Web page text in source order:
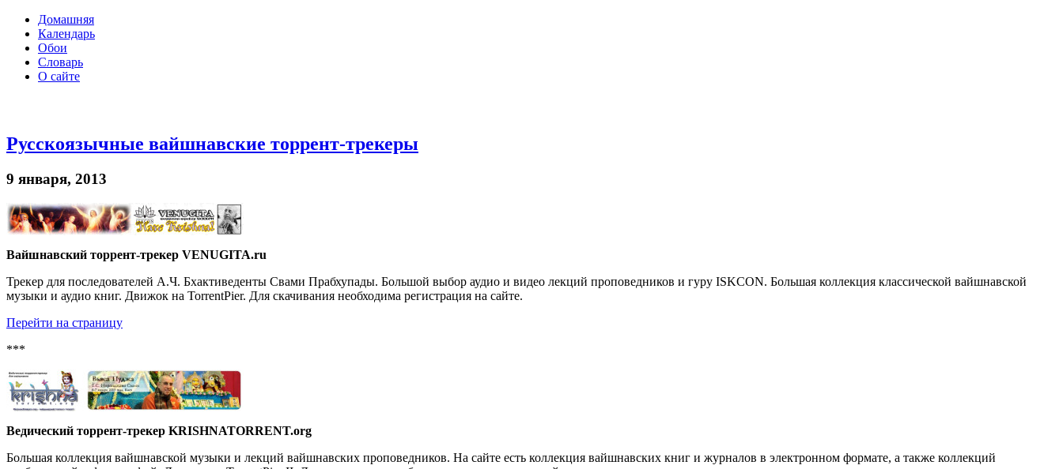
Домашняя
Календарь
Обои
Словарь
О сайте
Русскоязычные вайшнавские торрент-трекеры
9 января, 2013
Вайшнавский торрент-трекер VENUGITA.ru
Трекер для последователей А.Ч. Бхактиведенты Свами Прабхупады. Большой выбор аудио и видео лекций проповедников и гуру ISKCON. Большая коллекция классической вайшнавской
музыки и аудио книг. Движок на TorrentPier. Для скачивания необходима регистрация на сайте.
Перейти на страницу
***
Ведический торрент-трекер KRISHNATORRENT.org
Большая коллекция вайшнавской музыки и лекций вайшнавских проповедников. На сайте есть коллекция вайшнавских книг и журналов в электронном формате, а также коллекций